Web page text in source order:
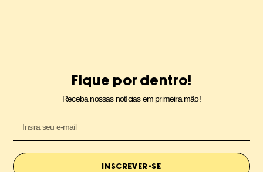
Fique por dentro!
Receba nossas notícias em primeira mão!
INSCREVER-SE